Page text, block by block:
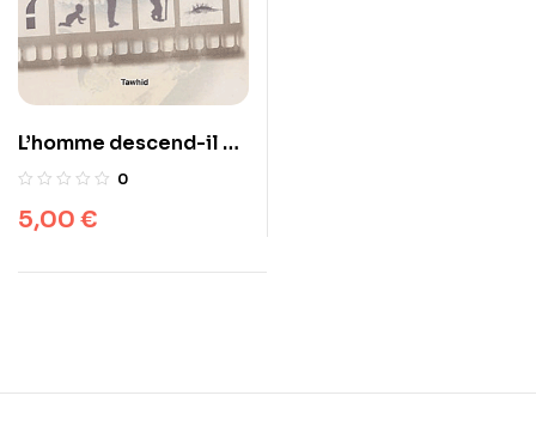
L’homme descend-il du
singe ? Un point de vue
théorie de l’évolution
0
5,00 €